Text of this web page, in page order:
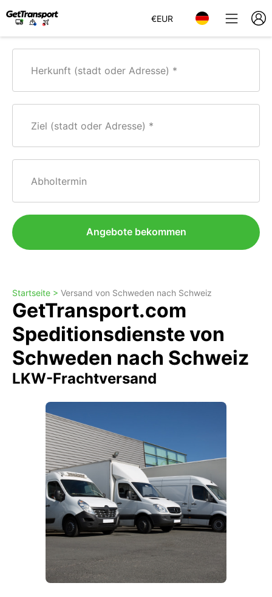
€EUR
Herkunft (stadt oder Adresse)
Ziel (stadt oder Adresse)
Abholtermin
Angebote bekommen
Startseite > Versand von Schweden nach Schweiz
GetTransport.com
Speditionsdienste von
Schweden nach Schweiz
LKW-Frachtversand